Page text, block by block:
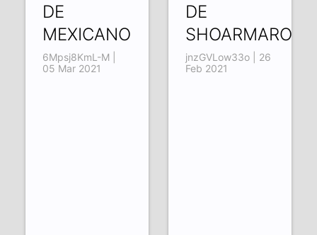
DE
MEXICANO
6Mpsj8KmL-M |
05 Mar 2021
DE
SHOARMAROL
jnzGVLow33o | 26
Feb 2021